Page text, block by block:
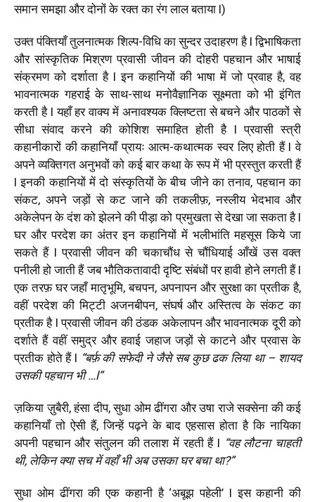
समान समझा और दोनों के रक्त का रंग लाल बताया l)
उक्त पंक्तियाँ तुलनात्मक शिल्प-विधि का सुन्दर उदाहरण है l द्विभाषिकता
और सांस्कृतिक मिश्रण प्रवासी जीवन की दोहरी पहचान और भाषाई
संक्रमण को दर्शाता है l इन कहानियों की भाषा में जो प्रवाह है, वह
भावनात्मक गहराई के साथ-साथ मनोवैज्ञानिक सूक्ष्मता को भी इंगित
करती है l यहाँ हर वाक्य में अनावश्यक क्लिष्टता से बचने और पाठकों से
सीधा संवाद करने की कोशिश समाहित होती है l प्रवासी स्त्री
कहानीकारों की कहानियाँ प्रायः आत्म-कथात्मक स्वर लिए होती हैं l वे
अपने व्यक्तिगत अनुभवों को कई बार कथा के रूप में भी प्रस्तुत करती हैं
l इनकी कहानियों में दो संस्कृतियों के बीच जीने का तनाव, पहचान का
संकट, अपने जड़ों से कट जाने की तकलीफ़, नस्लीय भेदभाव और
अकेलेपन के दंश को झेलने की पीड़ा को प्रमुखता से देखा जा सकता है l
घर और परदेश का अंतर इन कहानियों में भलीभांति महसूस किये जा
सकते हैं l प्रवासी जीवन की चकाचौंध से चौंधियाई आँखें उस वक्त
पनीली हो जाती हैं जब भौतिकतावादी दृष्टि संबंधों पर हावी होने लगती हैं l
एक तरफ़ घर जहाँ मातृभूमि, बचपन, अपनापन और सुरक्षा का प्रतीक है,
वहीं परदेश की मिट्टी अजनबीपन, संघर्ष और अस्तित्व के संकट का
प्रतीक है l प्रवासी जीवन की ठंडक अकेलापन और भावनात्मक दूरी को
दर्शाते हैं वहीं समुद्र और हवाई जहाज जड़ों से काटने और प्रवास के
प्रतीक होते हैं l “बर्फ़ की सफेदी ने जैसे सब कुछ ढक लिया था – शायद
उसकी पहचान भी …l”
ज़किया ज़ुबैरी, हंसा दीप, सुधा ओम ढींगरा और उषा राजे सक्सेना की कई
कहानियाँ तो ऐसी हैं, जिन्हें पढ़ने के बाद एहसास होता है कि नायिका
अपनी पहचान और संतुलन की तलाश में रहती हैं l “वह लौटना चाहती
थी, लेकिन क्या सच में वहाँ भी अब उसका घर बचा था?”
सुधा ओम ढींगरा की एक कहानी है ‘अबूझ पहेली’ l इस कहानी की